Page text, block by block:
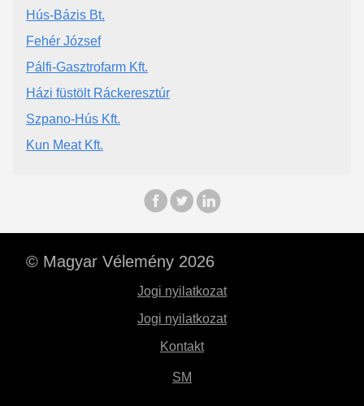
Hús-Bázis Bt.
Fehér József
Pálfi-Gasztrofarm Kft.
Házi füstölt Ráckeresztúr
Szpano-Hús Kft.
Kun Meat Kft.
© Magyar Vélemény 2026
Jogi nyilatkozat
Jogi nyilatkozat
Kontakt
SM